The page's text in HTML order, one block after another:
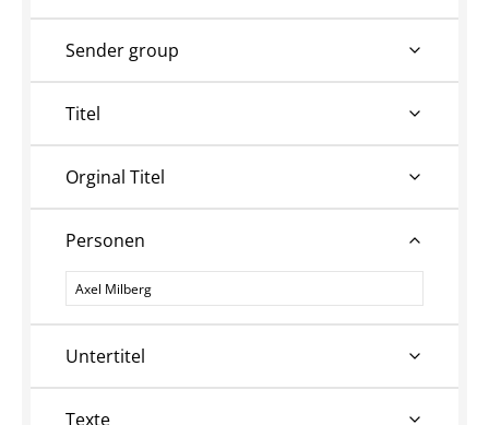
Sender group
Titel
Orginal Titel
Personen
Personen
Untertitel
Texte